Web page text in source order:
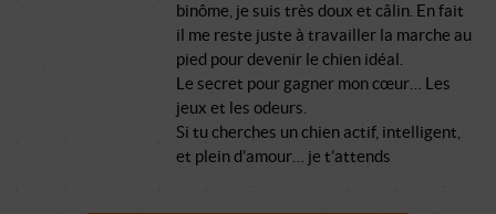
binôme, je suis très doux et câlin. En fait
il me reste juste à travailler la marche au
pied pour devenir le chien idéal.
Le secret pour gagner mon cœur… Les
jeux et les odeurs.
Si tu cherches un chien actif, intelligent,
et plein d’amour… je t’attends